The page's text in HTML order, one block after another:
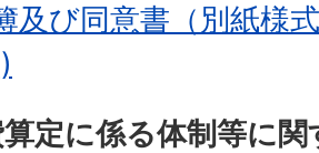
及び同意書（別紙様
定に係る体制等に関